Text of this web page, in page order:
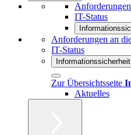
IT-Status
Anforderungen an
IT-Status
Informationssicherheit
Zur Übersichtsseite
Aktuelles